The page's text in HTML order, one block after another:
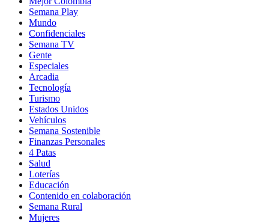
Semana Play
Mundo
Confidenciales
Semana TV
Gente
Especiales
Arcadia
Tecnología
Turismo
Estados Unidos
Vehículos
Semana Sostenible
Finanzas Personales
4 Patas
Salud
Loterías
Educación
Contenido en colaboración
Semana Rural
Mujeres